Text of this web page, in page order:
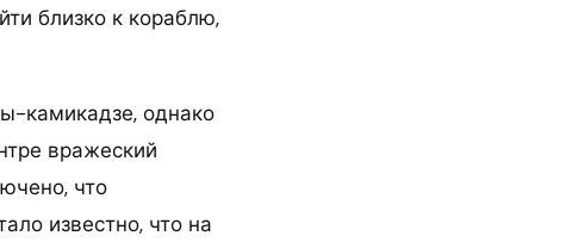
близко к кораблю,
камикадзе, однако
вражеский
что
известно, что на